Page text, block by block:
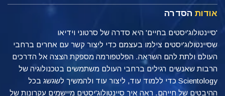
אודות הסדרה
'סיינטולוג'יסטים בחיים' היא סדרה של סרטוני וידיאו
שסיינטולוג'יסטים צילמו בעצמם כדי ליצור קשר עם אחרים ברחבי
העולם ולתת להם השראה. הפלטפורמה מספקת הצצה אל הדרכים
הרבות שאנשים רגילים ברחבי העולם משתמשים בטכנולוגיה של
Scientology כדי ללמוד עוד, ליצור עוד ולהמשיך לשגשג בכל
ההיבטים של חייהם. ראה איך סיינטולוג'יסטים מיישמים עקרונות של